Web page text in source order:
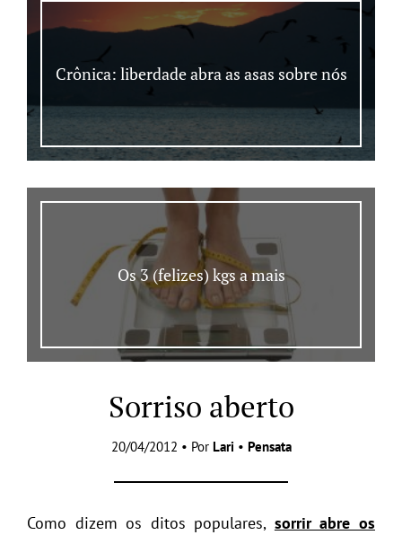
Crônica: liberdade abra as asas sobre nós
Os 3 (felizes) kgs a mais
Sorriso aberto
20/04/2012 • Por Lari • Pensata
Como dizem os ditos populares, sorrir abre os